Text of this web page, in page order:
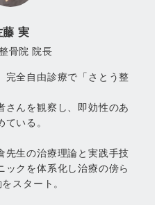
藤 実
骨院 院長
完全自由診療で「さとう整
さんを観察し、即効性のあ
いる。
先生の治療理論と実践手技
ックを体系化し治療の傍ら
スタート。